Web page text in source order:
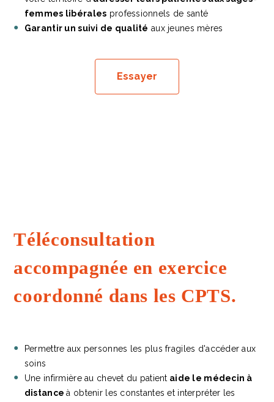
femmes libérales professionnels de santé
Garantir un suivi de qualité aux jeunes mères
Essayer
Téléconsultation
accompagnée en exercice
coordonné dans les CPTS.
Permettre aux personnes les plus fragiles d'accéder aux
soins
Une infirmière au chevet du patient aide le médecin à
distanceà obtenir les constantes et interpréter les